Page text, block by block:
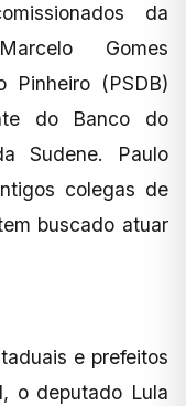
da
Gomes
Pinheiro (PSDB)
do Banco do
Sudene. Paulo
colegas de
buscado atuar
e prefeitos
o deputado Lula